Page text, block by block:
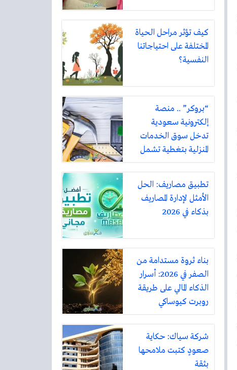
كيف تؤثر مراحل الحياة
المختلفة على احتياجاتنا
النفسية؟
“بروكر” .. منصة
إلكترونية سعودية
تدخل سوق الخدمات
المنزلية بتغطية تشمل
أكثر من ثلاثين مدينة
تطبيق مصاريف: الحل
الأمثل لإدارة المصاريف
بذكاء في 2026
بناء ثروة مستدامة من
الصفر في 2026: أسرار
الذكاء المالي على طريقة
روبرت كيوساكي
شركة سياك: حكاية
صعودٍ كتبت ملامحها
بثقة